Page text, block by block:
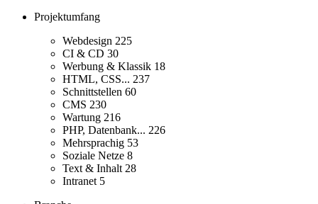
Projektumfang
Webdesign 225
CI & CD 30
Werbung & Klassik 18
HTML, CSS... 237
Schnittstellen 60
CMS 230
Wartung 216
PHP, Datenbank... 226
Mehrsprachig 53
Soziale Netze 8
Text & Inhalt 28
Intranet 5